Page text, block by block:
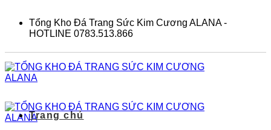
content
Tổng Kho Đá Trang Sức Kim Cương ALANA -
HOTLINE 0783.513.866
Trang chủ